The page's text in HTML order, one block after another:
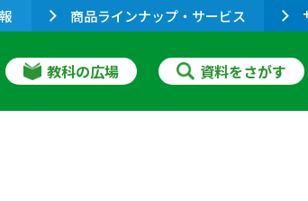
商品ラインナップ・サービス
教科の広場 資料をさがす